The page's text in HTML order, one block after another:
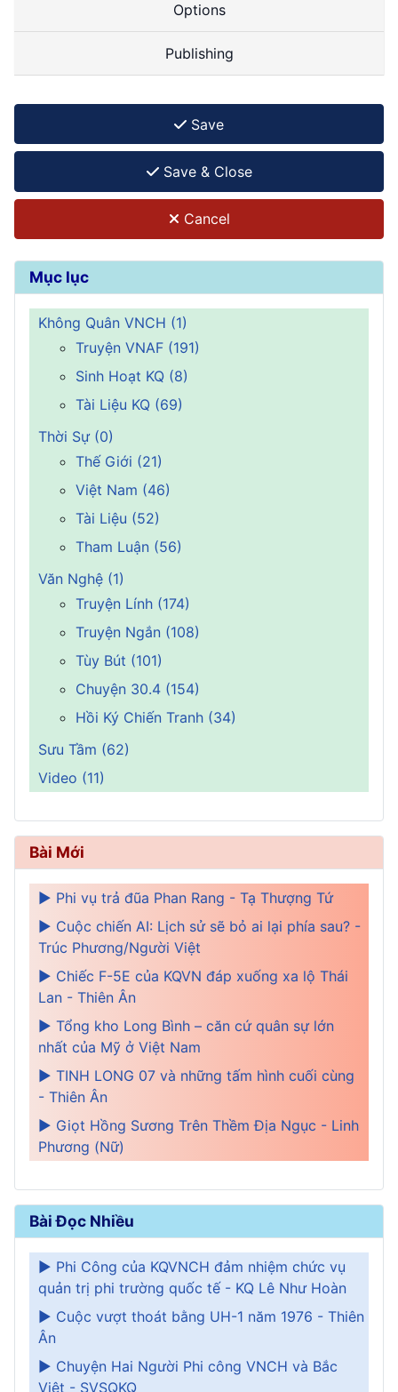
Mục lục
Không Quân VNCH (1)
Truyện VNAF (191)
Sinh Hoạt KQ (8)
Tài Liệu KQ (69)
Thời Sự (0)
Thế Giới (21)
Việt Nam (46)
Tài Liệu (52)
Tham Luận (56)
Văn Nghệ (1)
Truyện Lính (174)
Truyện Ngắn (108)
Tùy Bút (101)
Chuyện 30.4 (154)
Hồi Ký Chiến Tranh (34)
Sưu Tầm (62)
Video (11)
Bài Mới
► Phi vụ trả đũa Phan Rang - Tạ Thượng Tứ
► Cuộc chiến AI: Lịch sử sẽ bỏ ai lại phía sau? -
Trúc Phương/Người Việt
► Chiếc F-5E của KQVN đáp xuống xa lộ Thái
Lan - Thiên Ân
► Tổng kho Long Bình – căn cứ quân sự lớn
nhất của Mỹ ở Việt Nam
► TINH LONG 07 và những tấm hình cuối cùng
- Thiên Ân
► Giọt Hồng Sương Trên Thềm Địa Ngục - Linh
Phương (Nữ)
Bài Đọc Nhiều
► Phi Công của KQVNCH đảm nhiệm chức vụ
quản trị phi trường quốc tế - KQ Lê Như Hoàn
► Cuộc vượt thoát bằng UH-1 năm 1976 - Thiên
Ân
► Chuyện Hai Người Phi công VNCH và Bắc
Việt - SVSQKQ
Options
Publishing
Save
Save & Close
Cancel